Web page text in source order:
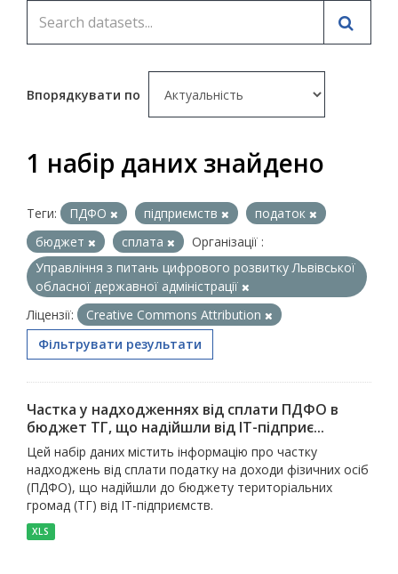
Впорядкувати по
1 набір даних знайдено
Теги: ПДФО підприємств
податок
бюджет
сплата
Організації :
Управління з питань цифрового розвитку Львівської
обласної державної адміністрації
Ліцензії:
Creative Commons Attribution
Фільтрувати результати
Частка у надходженнях від сплати ПДФО в
бюджет ТГ, що надійшли від ІТ-підприє...
Цей набір даних містить інформацію про частку
надходжень від сплати податку на доходи фізичних осіб
(ПДФО), що надійшли до бюджету територіальних
громад (ТГ) від ІТ-підприємств.
XLS